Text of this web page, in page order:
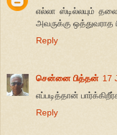
எல்லா ஸ்டில்லயும்
அவருக்கு ஒத்துவராத
Reply
சென்னை பித்தன் 17
எப்படித்தான்
Reply